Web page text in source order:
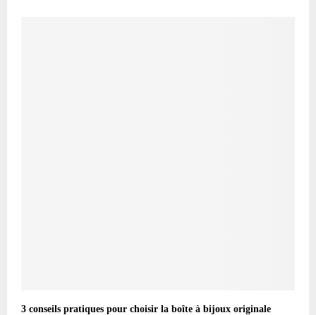
3 conseils pratiques pour choisir la boîte à bijoux originale